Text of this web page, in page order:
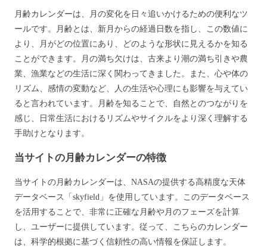
月齢カレンダーは、月の変化を日々追いかけるための便利なツ
ールです。月齢とは、新月からの経過日数を指し、この数値に
より、月がどの位置にあり、どのような形状に見えるかを知る
ことができます。月の満ち欠けは、古来より潮の満ち引きや農
業、漁業などの生活に深く関わってきました。また、心や体の
リズム、感情の変動など、人の生活や心理にも影響を与えてい
ると言われています。月齢を知ることで、自然とのつながりを
感じ、日常生活におけるリズムやサイクルをより深く理解する
手助けとなります。
当サイトの月齢カレンダーの特徴
当サイトの月齢カレンダーは、NASAの提供する高精度な天体
データベース「skyfield」を使用しています。このデータベース
を活用することで、非常に正確な月齢や月のフェーズを計算
し、ユーザーに提供しています。従って、こちらのカレンダー
は、科学的根拠に基づく信頼性の高い情報を保証します。